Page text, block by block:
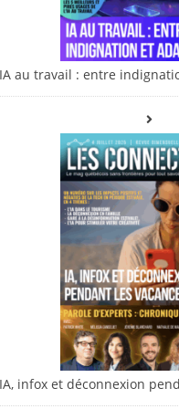
IA au travail : entre
IA, infox et déconnexion